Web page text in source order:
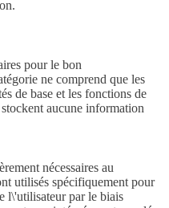
pour le bon
ne comprend que les
de base et les fonctions de
aucune information
nécessaires au
utilisés spécifiquement pour
l\'utilisateur par le biais